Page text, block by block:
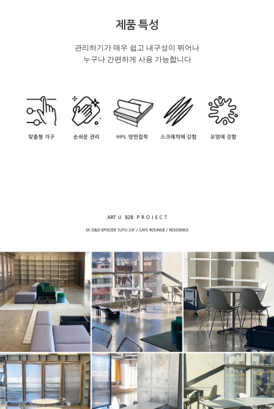
제품 특성
관리하기가 매우 쉽고 내구성이 뛰어나
누구나 간편하게 사용 가능합니다